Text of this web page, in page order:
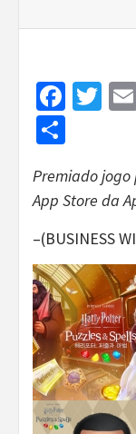
Premiado jogo
App Store da
–(BUSINESS